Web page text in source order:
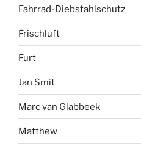
Fahrrad-Diebstahlschutz
Frischluft
Furt
Jan Smit
Marc van Glabbeek
Matthew